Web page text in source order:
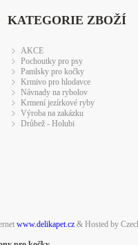
KATEGORIE ZBOŽÍ
AKCE
Pochoutky pro psy
Pamlsky pro kočky
Krmivo pro hlodavce
Návnady na rybolov
Krmení jezírkové ryby
Výroba na zakázku
Drůbež - Holubi
www.delikapet.cz& Hosted by